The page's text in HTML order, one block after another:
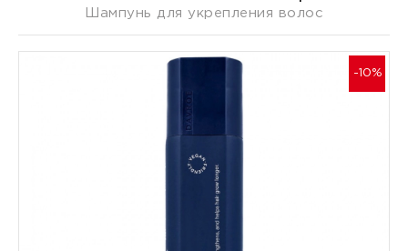
Шампунь для укрепления волос
-10%